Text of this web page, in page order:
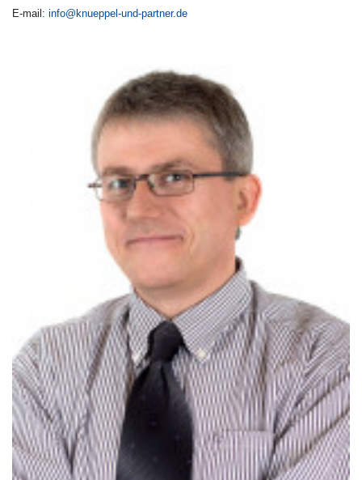
E-mail: info@knueppel-und-partner.de